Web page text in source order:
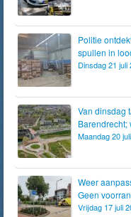
Politie
spullen in
Dinsdag 21 juli
Van dinsdag
Maandag 20
Weer
Geen
Vrijdag 17 juli